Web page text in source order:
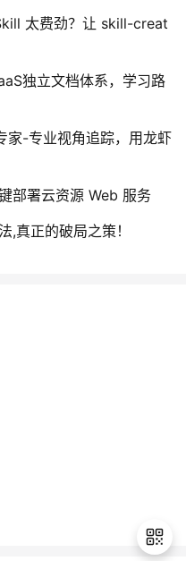
太费劲？让 skill-creat
独立文档体系，学习路
家-专业视角追踪，用龙虾
部署云资源 Web 服务
真正的破局之策！